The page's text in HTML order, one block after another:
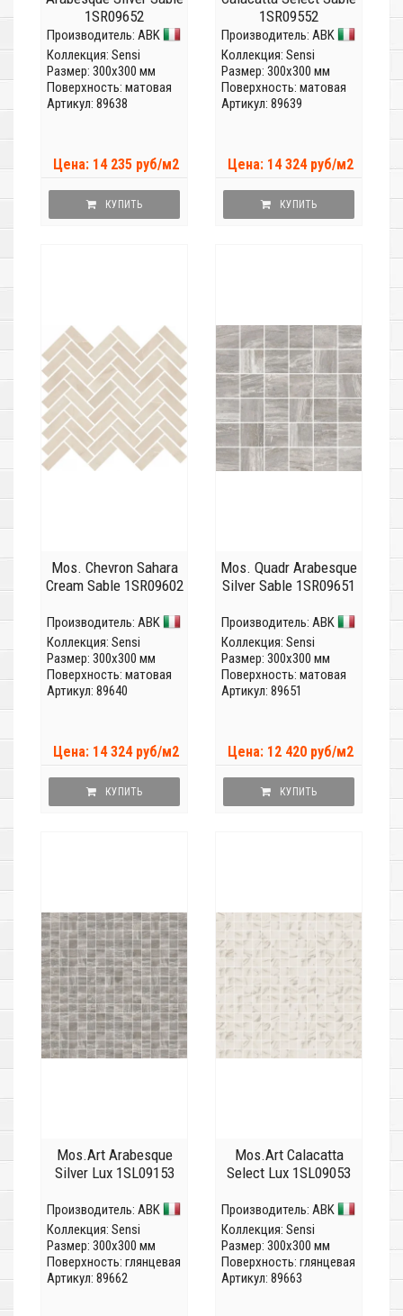
1SR09652
Производитель: ABK
Коллекция: Sensi
Размер: 300x300 мм
Поверхность: матовая
Артикул: 89638
Цена: 14 235 руб/м2
КУПИТЬ
1SR09552
Производитель: ABK
Коллекция: Sensi
Размер: 300x300 мм
Поверхность: матовая
Артикул: 89639
Цена: 14 324 руб/м2
КУПИТЬ
Mos. Chevron Sahara
Cream Sable 1SR09602
Производитель: ABK
Коллекция: Sensi
Размер: 300x300 мм
Поверхность: матовая
Артикул: 89640
Цена: 14 324 руб/м2
КУПИТЬ
Mos. Quadr Arabesque
Silver Sable 1SR09651
Производитель: ABK
Коллекция: Sensi
Размер: 300x300 мм
Поверхность: матовая
Артикул: 89651
Цена: 12 420 руб/м2
КУПИТЬ
Mos.Art Arabesque
Silver Lux 1SL09153
Производитель: ABK
Коллекция: Sensi
Размер: 300x300 мм
Поверхность: глянцевая
Артикул: 89662
Mos.Art Calacatta
Select Lux 1SL09053
Производитель: ABK
Коллекция: Sensi
Размер: 300x300 мм
Поверхность: глянцевая
Артикул: 89663